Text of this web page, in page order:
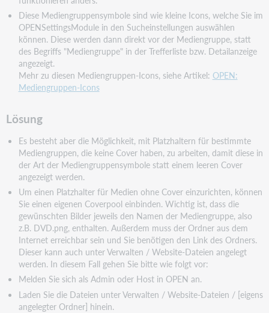
Diese Mediengruppensymbole sind wie kleine Icons, welche Sie im
OPENSettingsModule in den Sucheinstellungen auswählen
können. Diese werden dann direkt vor der Mediengruppe, statt
des Begriffs "Mediengruppe" in der Trefferliste bzw. Detailanzeige
angezeigt.
Mehr zu diesen Mediengruppen-Icons, siehe Artikel: OPEN:
Mediengruppen-Icons
Lösung
Es besteht aber die Möglichkeit, mit Platzhaltern für bestimmte
Mediengruppen, die keine Cover haben, zu arbeiten, damit diese in
der Art der Mediengruppensymbole statt einem leeren Cover
angezeigt werden.
Um einen Platzhalter für Medien ohne Cover einzurichten, können
Sie einen eigenen Coverpool einbinden. Wichtig ist, dass die
gewünschten Bilder jeweils den Namen der Mediengruppe, also
z.B. DVD.png, enthalten. Außerdem muss der Ordner aus dem
Internet erreichbar sein und Sie benötigen den Link des Ordners.
Dieser kann auch unter Verwalten / Website-Dateien angelegt
werden. In diesem Fall gehen Sie bitte wie folgt vor:
Melden Sie sich als Admin oder Host in OPEN an.
Laden Sie die Dateien unter Verwalten / Website-Dateien / [eigens
angelegter Ordner] hinein.